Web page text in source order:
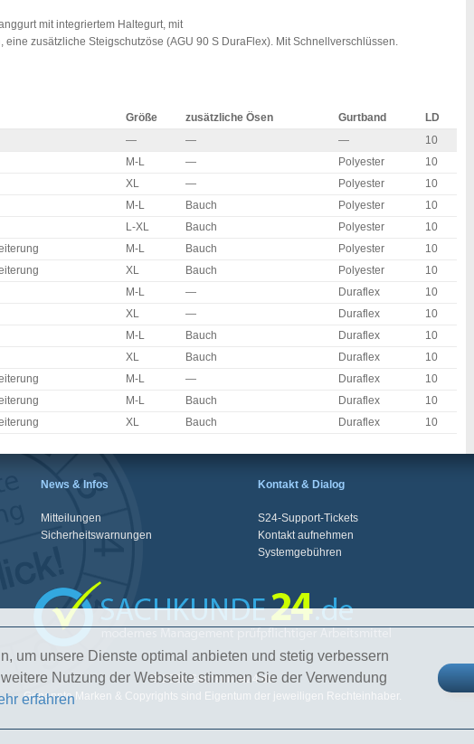
mit integriertem Haltegurt, mit
eine zusätzliche Steigschutzöse (AGU 90 S DuraFlex). Mit Schnellverschlüssen.
Größe zusätzliche Ösen Gurtband
LD
— — —
10
M-L — Polyester
10
XL — Polyester
10
M-L Bauch Polyester
10
L-XL Bauch Polyester
10
M-L Bauch Polyester
10
XL Bauch Polyester
10
M-L — Duraflex
10
XL — Duraflex
10
M-L Bauch Duraflex
10
XL Bauch Duraflex
10
M-L — Duraflex
10
M-L Bauch Duraflex
10
XL Bauch Duraflex 10
News & Infos
Mitteilungen
Sicherheitswarnungen
Kontakt & Dialog
S24-Support-Tickets
Kontakt aufnehmen
Systemgebühren
© 2026 Sachkunde24.de
Genannte Marken & Copyrights sind Eigentum der jeweiligen Rechteinhaber.
um unsere Dienste optimal anbieten und stetig verbessern
Nutzung der Webseite stimmen Sie der Verwendung
erfahren